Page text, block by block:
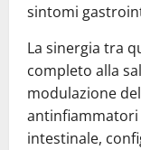
sintomi
La sinergia tra
completo alla
modulazione
intestinale,